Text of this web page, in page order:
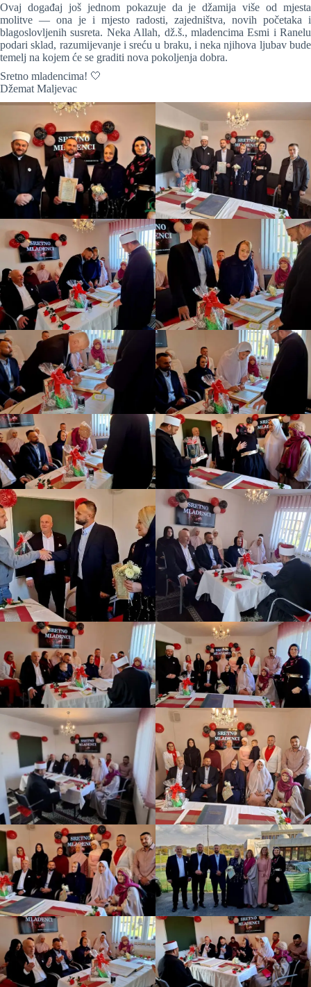
Ovaj događaj još jednom pokazuje da je džamija više od mjesta
molitve — ona je i mjesto radosti, zajedništva, novih početaka i
blagoslovljenih susreta. Neka Allah, dž.š., mladencima Esmi i Ranelu
podari sklad, razumijevanje i sreću u braku, i neka njihova ljubav bude
temelj na kojem će se graditi nova pokoljenja dobra.
Sretno mladencima! 🤍
Džemat Maljevac